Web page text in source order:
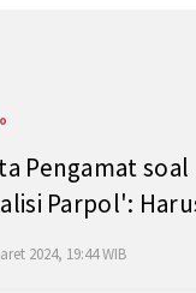
Pengamat
Parpol':
2024, 19:44 WIB